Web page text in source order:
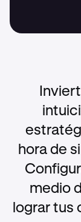
hora de
medio
lograr tus